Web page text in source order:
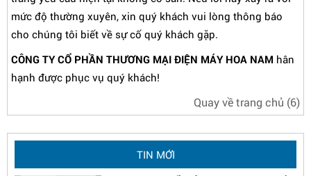
mức độ thường xuyên, xin quý khách vui lòng thông báo
cho chúng tôi biết về sự cố quý khách gặp.
CÔNG TY CỔ PHẦN THƯƠNG MẠI ĐIỆN MÁY HOA NAM hân
hạnh được phục vụ quý khách!
Quay về trang chủ (5)
TIN MỚI
Chương trình xây dựng Góc thương hiệu
DongCheng 2026 - Nâng tầm diện mạo cửa
hàng
Hoa Nam Chung Tay Chia Sẻ Với Anh Chị